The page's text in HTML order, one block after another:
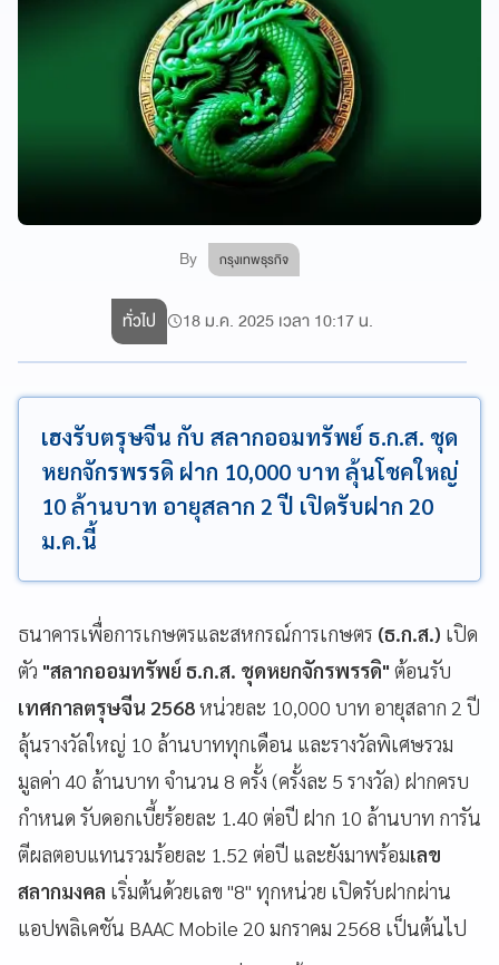
By กรุงเทพธุรกิจ
ทั่วไป 18 ม.ค. 2025 เวลา 10:17 น.
เฮงรับตรุษจีน กับ สลากออมทรัพย์ ธ.ก.ส. ชุด
หยกจักรพรรดิ ฝาก 10,000 บาท ลุ้นโชคใหญ่
10 ล้านบาท อายุสลาก 2 ปี เปิดรับฝาก 20
ม.ค.นี้
ธนาคารเพื่อการเกษตรและสหกรณ์การเกษตร (ธ.ก.ส.) เปิด
ตัว "สลากออมทรัพย์ ธ.ก.ส. ชุดหยกจักรพรรดิ" ต้อนรับ
เทศกาลตรุษจีน 2568หน่วยละ 10,000 บาท อายุสลาก 2 ปี
ลุ้นรางวัลใหญ่ 10 ล้านบาททุกเดือน และรางวัลพิเศษรวม
มูลค่า 40 ล้านบาท จำนวน 8 ครั้ง (ครั้งละ 5 รางวัล) ฝากครบ
กำหนด รับดอกเบี้ยร้อยละ 1.40 ต่อปี ฝาก 10 ล้านบาท การัน
ตีผลตอบแทนรวมร้อยละ 1.52 ต่อปี และยังมาพร้อมเลข
สลากมงคล เริ่มต้นด้วยเลข "8" ทุกหน่วย เปิดรับฝากผ่าน
แอปพลิเคชัน BAAC Mobile 20 มกราคม 2568 เป็นต้นไป